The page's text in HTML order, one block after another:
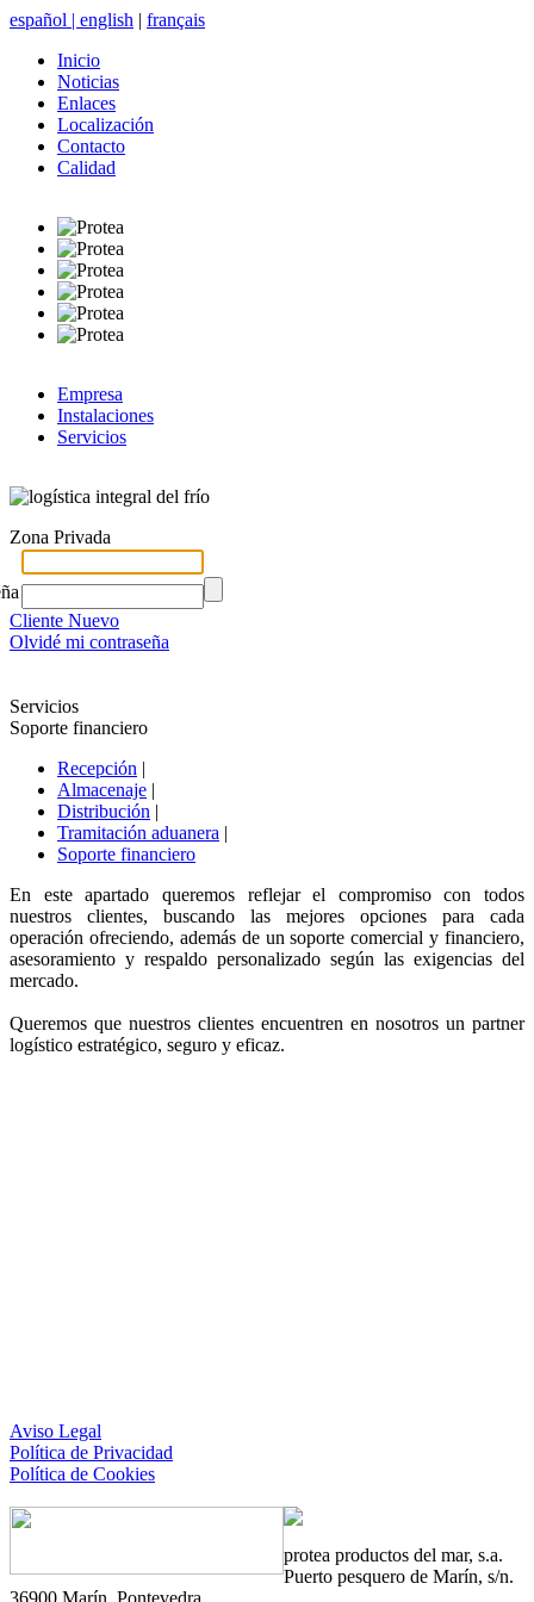
español | english | français
Inicio
Noticias
Enlaces
Localización
Contacto
Calidad
Empresa
Instalaciones
Servicios
logística integral del frío
Zona Privada
Cliente Nuevo
Olvidé mi contraseña
Servicios
Soporte financiero
Recepción |
Almacenaje |
Distribución |
Tramitación aduanera |
Soporte financiero
En este apartado queremos reflejar el compromiso con todos
nuestros clientes, buscando las mejores opciones para cada
operación ofreciendo, además de un soporte comercial y financiero,
asesoramiento y respaldo personalizado según las exigencias del
mercado.
Queremos que nuestros clientes encuentren en nosotros un partner
logístico estratégico, seguro y eficaz.
Aviso Legal
Política de Privacidad
Política de Cookies
protea productos del mar, s.a.
Puerto pesquero de Marín, s/n.
36900 Marín. Pontevedra.